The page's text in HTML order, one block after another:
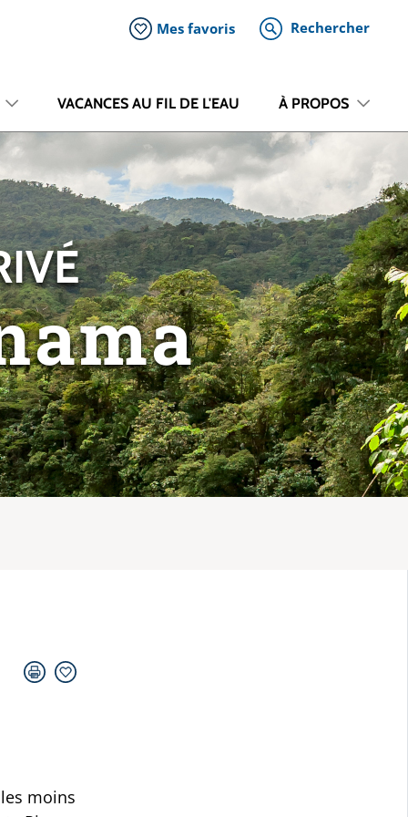
Mes favoris Rechercher
VACANCES AU FIL DE L'EAU À PROPOS
moins